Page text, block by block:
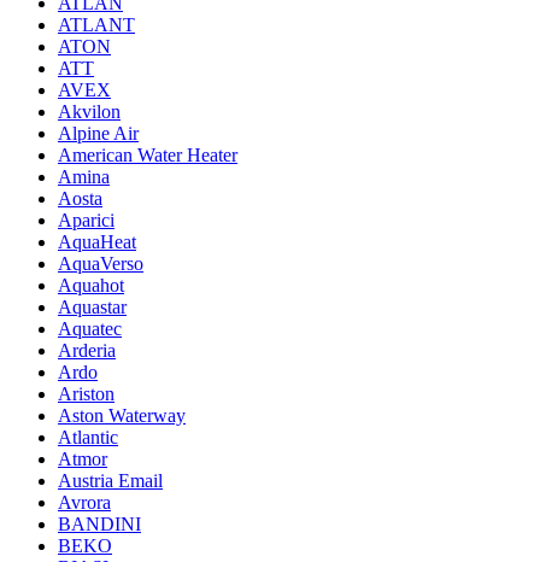
ATLANT
ATON
ATT
AVEX
Akvilon
Alpine Air
American Water Heater
Amina
Aosta
Aparici
AquaHeat
AquaVerso
Aquahot
Aquastar
Aquatec
Arderia
Ardo
Ariston
Aston Waterway
Atlantic
Atmor
Austria Email
Avrora
BANDINI
BEKO